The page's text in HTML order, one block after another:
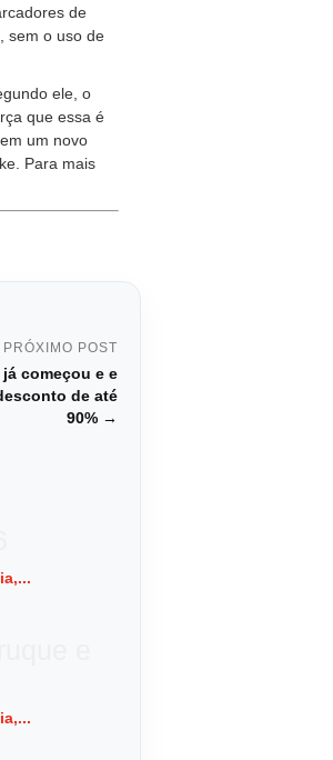
de
sem o uso de
ele, o
que essa é
um novo
Para mais
PRÓXIMO POST
começou e e
de até
90% →